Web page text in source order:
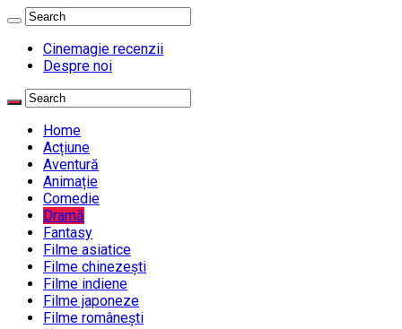
Cinemagie recenzii
Despre noi
Home
Acțiune
Aventură
Animație
Comedie
Dramă
Fantasy
Filme asiatice
Filme chinezești
Filme indiene
Filme japoneze
Filme românești